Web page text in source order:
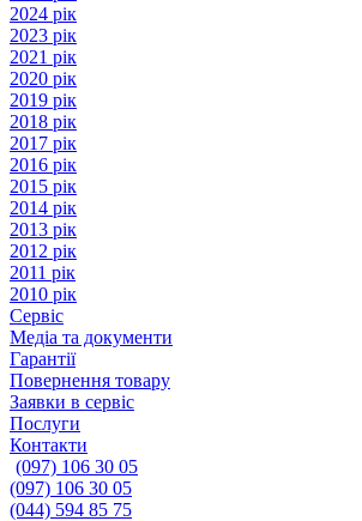
2024 рік
2023 рік
2021 рік
2020 рік
2019 рік
2018 рік
2017 рік
2016 рік
2015 рік
2014 рік
2013 рік
2012 рік
2011 рік
2010 рік
Сервіс
Медіа та документи
Гарантії
Повернення товару
Заявки в сервіс
Послуги
Контакти
(097) 106 30 05
(097) 106 30 05
(044) 594 85 75